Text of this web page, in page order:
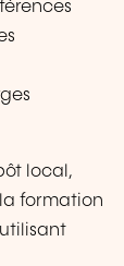
local,
formation